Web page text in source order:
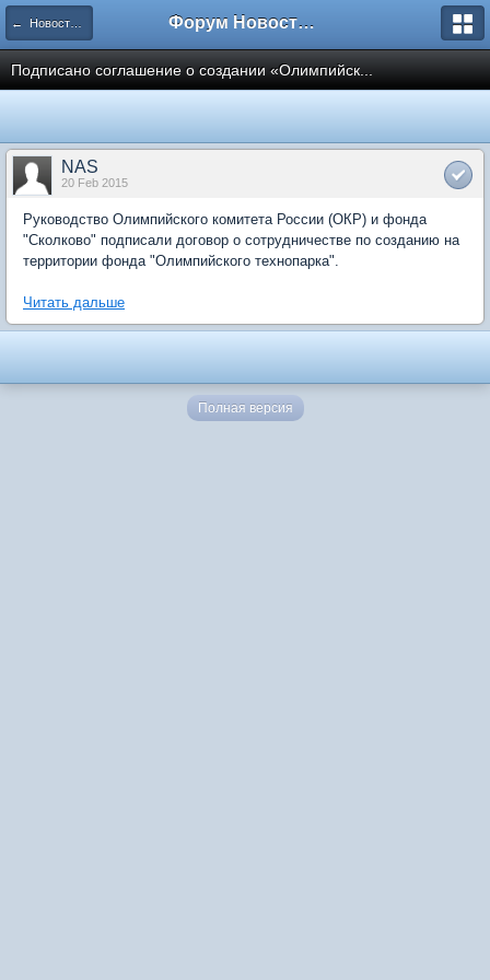
← Новости рынка недвижимости Форум Новостройки
Подписано соглашение о создании «Олимпийск...
NAS
20 Feb 2015
Руководство Олимпийского комитета России (ОКР) и фонда
"Сколково" подписали договор о сотрудничестве по созданию на
территории фонда "Олимпийского технопарка".
Читать дальше
Полная версия